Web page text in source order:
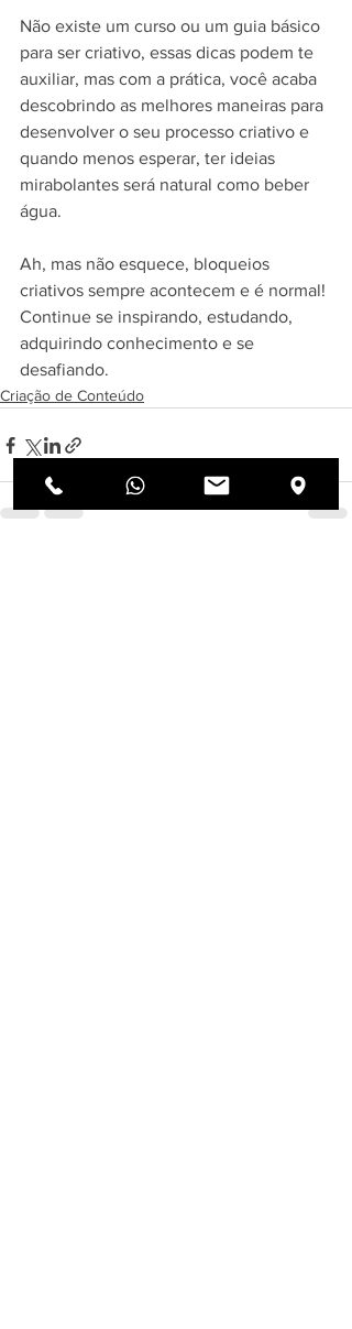
Não existe um curso ou um guia básico
para ser criativo, essas dicas podem te
auxiliar, mas com a prática, você acaba
descobrindo as melhores maneiras para
desenvolver o seu processo criativo e
quando menos esperar, ter ideias
mirabolantes será natural como beber
água.
Ah, mas não esquece, bloqueios
criativos sempre acontecem e é normal!
Continue se inspirando, estudando,
adquirindo conhecimento e se
desafiando.
Criação de Conteúdo